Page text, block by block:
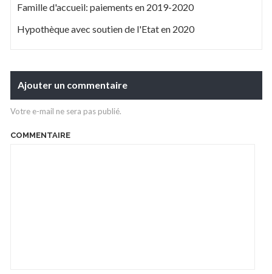
Famille d'accueil: paiements en 2019-2020
Hypothèque avec soutien de l'Etat en 2020
Ajouter un commentaire
Votre e-mail ne sera pas publié.
COMMENTAIRE